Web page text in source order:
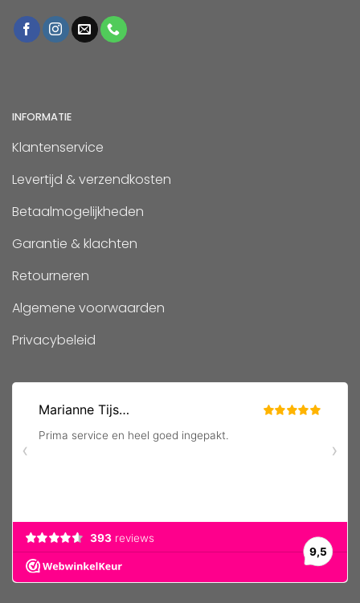
INFORMATIE
Klantenservice
Levertijd & verzendkosten
Betaalmogelijkheden
Garantie & klachten
Retourneren
Algemene voorwaarden
Privacybeleid